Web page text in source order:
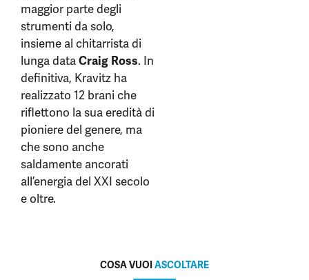
maggior parte degli
strumenti da solo,
insieme al chitarrista di
lunga dataCraig Ross. In
definitiva, Kravitz ha
realizzato 12 brani che
riflettono la sua eredità di
pioniere del genere, ma
che sono anche
saldamente ancorati
all’energia del XXI secolo
e oltre.
COSA VUOIASCOLTARE